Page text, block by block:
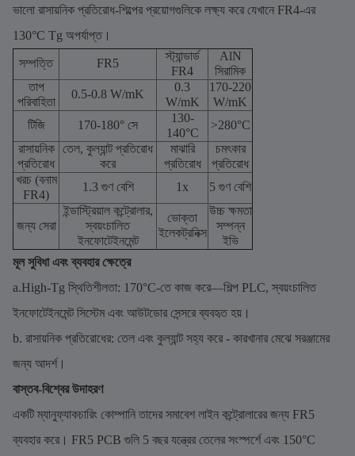
ভালো রাসায়নিক প্রতিরোধ-শিল্পের প্রয়োগগুলিকে লক্ষ্য করে যেখানে FR4-এর
130°C Tg অপর্যাপ্ত।
সম্পত্তি FR5
স্ট্যান্ডার্ড
FR4
AlN
সিরামিক
তাপ
পরিবাহিতা
0.5-0.8 W/mK
0.3
W/mK
170-220
W/mK
টিজি
170-180° সে
130-
140°C
>280°C
রাসায়নিক
প্রতিরোধ
তেল, কুল্যান্ট প্রতিরোধ
করে
মাঝারি
প্রতিরোধ
চমৎকার
প্রতিরোধ
খরচ (বনাম
FR4)
1.3 গুণ বেশি 1x 5 গুণ বেশি
জন্য সেরা
ইন্ডাস্ট্রিয়াল কন্ট্রোলার,
স্বয়ংচালিত
ইনফোটেইনমেন্ট
ভোক্তা
ইলেকট্রনিক্স
উচ্চ ক্ষমতা
সম্পন্ন
ইভি
মূল সুবিধা এবং ব্যবহার ক্ষেত্রে
a.High-Tg স্থিতিশীলতা: 170°C-তে কাজ করে—শিল্প PLC, স্বয়ংচালিত
ইনফোটেইনমেন্ট সিস্টেম এবং আউটডোর সেন্সরে ব্যবহৃত হয়।
b. রাসায়নিক প্রতিরোধের: তেল এবং কুল্যান্ট সহ্য করে - কারখানার মেঝে সরঞ্জামের
জন্য আদর্শ।
বাস্তব-বিশ্বের উদাহরণ
একটি ম্যানুফ্যাকচারিং কোম্পানি তাদের সমাবেশ লাইন কন্ট্রোলারের জন্য FR5
ব্যবহার করে। FR5 PCB গুলি 5 বছর যন্ত্রের তেলের সংস্পর্শে এবং 150°C